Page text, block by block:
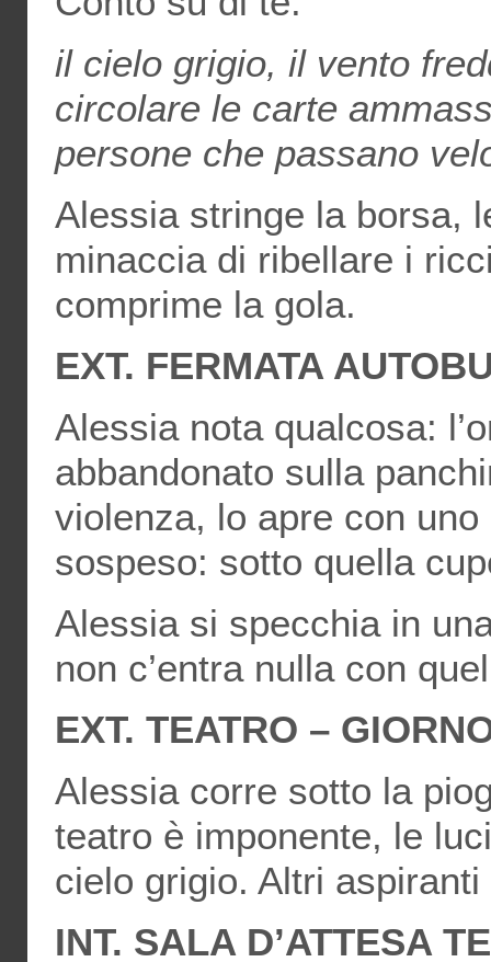
il cielo grigio, il vento
circolare le carte
persone che passano
Alessia stringe la borsa,
minaccia di ribellare i
comprime la gola.
EXT. FERMATA
Alessia nota qualcosa:
abbandonato sulla
violenza, lo apre con
sospeso: sotto quella
Alessia si specchia in
non c’entra nulla con
EXT. TEATRO –
Alessia corre sotto la
teatro è imponente, le
cielo grigio. Altri
INT. SALA D’ATTESA